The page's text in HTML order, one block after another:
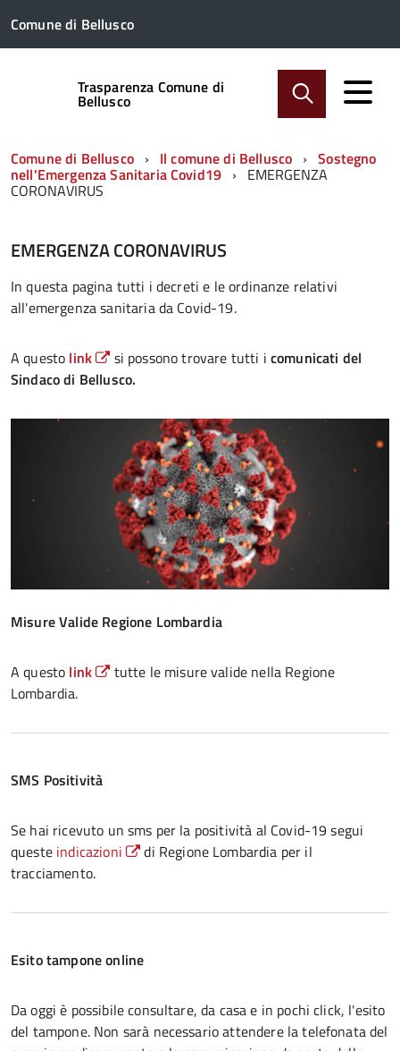
Comune di Bellusco
Trasparenza Comune di
Bellusco
Comune di Bellusco Il comune di Bellusco Sostegno
nell'Emergenza Sanitaria Covid19 EMERGENZA
CORONAVIRUS
EMERGENZA CORONAVIRUS
In questa pagina tutti i decreti e le ordinanze relativi
all'emergenza sanitaria da Covid-19.
A questo link si possono trovare tutti i comunicati del
Sindaco di Bellusco.
Misure Valide Regione Lombardia
A questo link
tutte le misure valide nella Regione
Lombardia.
SMS Positività
Se hai ricevuto un sms per la positività al Covid-19 segui
queste indicazioni
di Regione Lombardia per il
tracciamento.
Esito tampone online
Da oggi è possibile consultare, da casa e in pochi click, l'esito
del tampone. Non sarà necessario attendere la telefonata del